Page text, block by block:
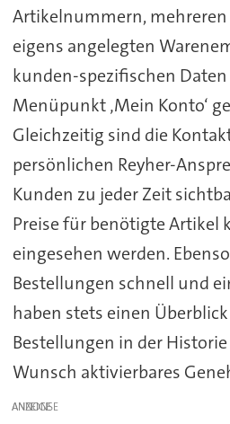
Artikelnummern,
eigens angelegten
kunden-spezifischen
Menüpunkt ‚Mein Konto‘
Gleichzeitig sind die
persönlichen Reyher-
Kunden zu jeder Zeit
Preise für benötigte Artikel
eingesehen werden.
Bestellungen schnell und
haben stets einen
Bestellungen in der
Wunsch aktivierbares
ANZEIGE